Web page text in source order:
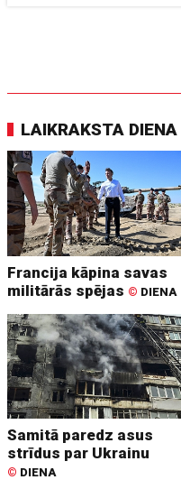
LAIKRAKSTA
Francija kāpina savas
militārās spējas © DIENA
Samitā paredz asus
strīdus par Ukrainu
© DIENA